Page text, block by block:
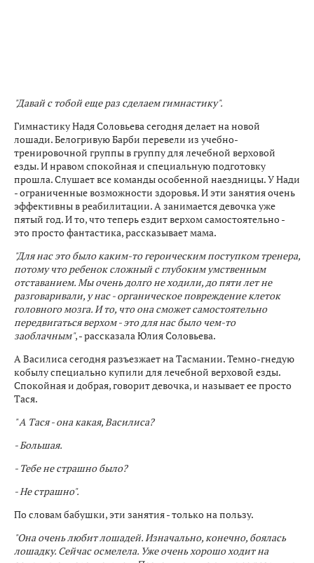
"Давай с тобой еще раз сделаем гимнастику".
Гимнастику Надя Соловьева сегодня делает на новой
лошади. Белогривую Барби перевели из учебно-
тренировочной группы в группу для лечебной верховой
езды. И нравом спокойная и специальную подготовку
прошла. Слушает все команды особенной наездницы. У Нади
- ограниченные возможности здоровья. И эти занятия очень
эффективны в реабилитации. А занимается девочка уже
пятый год. И то, что теперь ездит верхом самостоятельно -
это просто фантастика, рассказывает мама.
"Для нас это было каким-то героическим поступком тренера,
потому что ребенок сложный с глубоким умственным
отставанием. Мы очень долго не ходили, до пяти лет не
разговаривали, у нас - органическое повреждение клеток
головного мозга. И то, что она сможет самостоятельно
передвигаться верхом - это для нас было чем-то
заоблачным", - рассказала Юлия Соловьева.
А Василиса сегодня разъезжает на Тасмании. Темно-гнедую
кобылу специально купили для лечебной верховой езды.
Спокойная и добрая, говорит девочка, и называет ее просто
Тася.
" А Тася - она какая, Василиса?
- Большая.
- Тебе не страшно было?
- Не страшно".
По словам бабушки, эти занятия - только на пользу.
"Она очень любит лошадей. Изначально, конечно, боялась
лошадку. Сейчас осмелела. Уже очень хорошо ходит на